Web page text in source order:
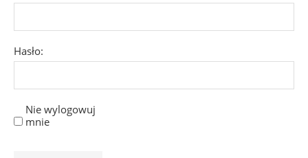
Hasło:
Nie wylogowuj
mnie